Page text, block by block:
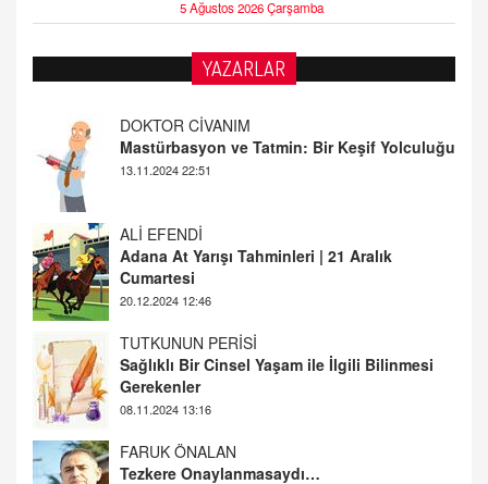
5 Ağustos 2026 Çarşamba
YAZARLAR
DOKTOR CİVANIM
Mastürbasyon ve Tatmin: Bir Keşif Yolculuğu
13.11.2024 22:51
ALİ EFENDİ
Adana At Yarışı Tahminleri | 21 Aralık
Cumartesi
20.12.2024 12:46
TUTKUNUN PERİSİ
Sağlıklı Bir Cinsel Yaşam ile İlgili Bilinmesi
Gerekenler
08.11.2024 13:16
FARUK ÖNALAN
Tezkere Onaylanmasaydı…